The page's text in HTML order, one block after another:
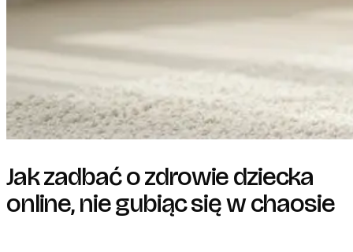
Jak zadbać o zdrowie dziecka
online, nie gubiąc się w chaosie